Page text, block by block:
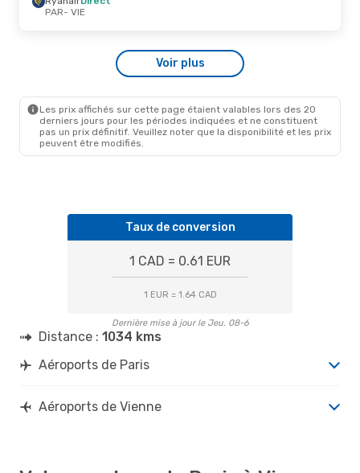
VIE- PAR
- Dim. 1 Nov.
PAR- VIE
Voir plus
Les prix affichés sur cette page étaient valables lors des 20
derniers jours pour les périodes indiquées et ne constituent
pas un prix définitif. Veuillez noter que la disponibilité et les prix
peuvent être modifiés.
Taux de conversion
1 CAD = 0.61 EUR
1 EUR = 1.64 CAD
Dernière mise à jour le Jeu. 08-6
Distance : 1034 kms
Aéroports de Paris
Aéroports de Vienne